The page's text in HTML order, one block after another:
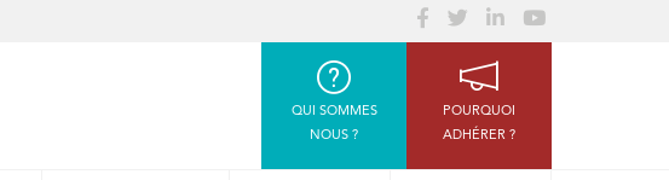
QUI SOMMES
NOUS ?
POURQUOI
ADHÉRER ?